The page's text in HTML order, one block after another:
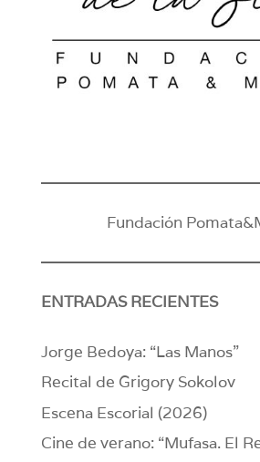
Fundación
ENTRADAS RECIENTES
Jorge Bedoya: “Las Manos”
Recital de Grigory Sokolov
Escena Escorial (2026)
Cine de verano: “Mufasa. El